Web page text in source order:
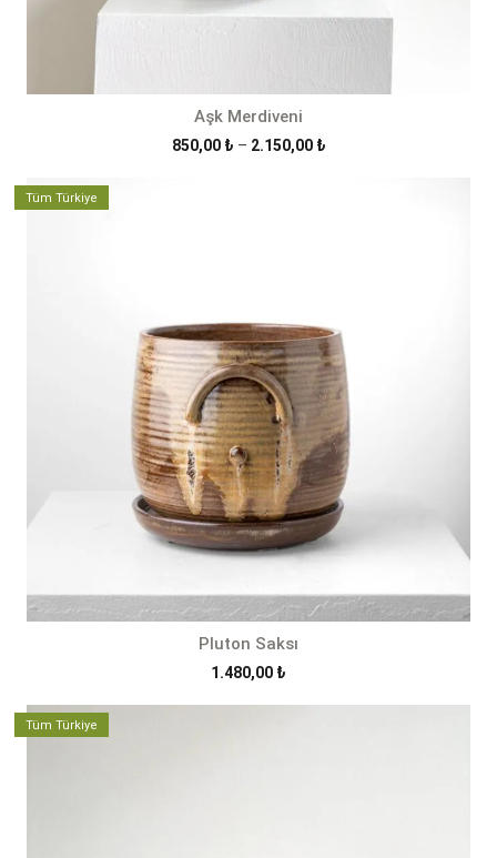
Aşk Merdiveni
850,00 ₺ – 2.150,00 ₺Fiyat
Tüm Türkiye
Pluton Saksı
1.480,00 ₺
Tüm Türkiye